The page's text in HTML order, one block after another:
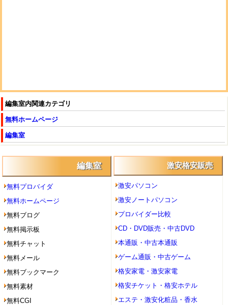
編集室内関連カテゴリ
無料ホームページ
編集室
編集室
無料プロバイダ
無料ホームページ
無料ブログ
無料掲示板
無料チャット
無料メール
無料ブックマーク
無料素材
無料CGI
激安格安販売
激安パソコン
激安ノートパソコン
プロバイダー比較
CD・DVD販売・中古DVD
本通販・中古本通販
ゲーム通販・中古ゲーム
格安家電・激安家電
格安チケット・格安ホテル
エステ・激安化粧品・香水